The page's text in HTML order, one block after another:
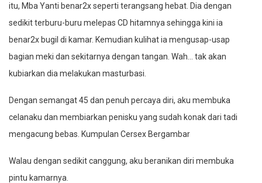
itu, Mba Yanti benar2x seperti terangsang hebat. Dia dengan
sedikit terburu-buru melepas CD hitamnya sehingga kini ia
benar2x bugil di kamar. Kemudian kulihat ia mengusap-usap
bagian meki dan sekitarnya dengan tangan. Wah… tak akan
kubiarkan dia melakukan masturbasi.
Dengan semangat 45 dan penuh percaya diri, aku membuka
celanaku dan membiarkan penisku yang sudah konak dari tadi
mengacung bebas. Kumpulan Cersex Bergambar
Walau dengan sedikit canggung, aku beranikan diri membuka
pintu kamarnya.